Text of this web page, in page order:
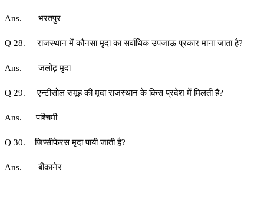
Ans. भरतपुर
Q 28. राजस्थान में कौनसा मृदा का सर्वाधिक उपजाऊ प्रकार माना जाता है?
Ans. जलोढ़ मृदा
Q 29. एन्टीसोल समूह की मृदा राजस्थान के किस प्रदेश में मिलती है?
Ans. पश्चिमी
Q 30. जिप्सीफेरस मृदा पायी जाती है?
Ans. बीकानेर